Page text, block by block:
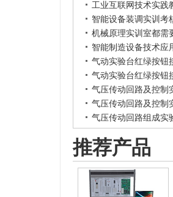
工业互联网技术实践
智能设备装调实训考
机械原理实训室都需
智能制造设备技术应
气动实验台红绿按钮
气动实验台红绿按钮
气压传动回路及控制
气压传动回路及控制
气压传动回路组成实
推荐产品